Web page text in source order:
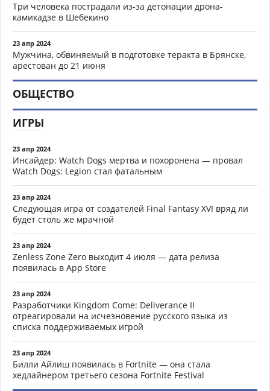
Три человека пострадали из-за детонации дрона-
камикадзе в Шебекино
23 апр 2024
Мужчина, обвиняемый в подготовке теракта в Брянске,
арестован до 21 июня
ОБЩЕСТВО
ИГРЫ
23 апр 2024
Инсайдер: Watch Dogs мертва и похоронена — провал
Watch Dogs: Legion стал фатальным
23 апр 2024
Следующая игра от создателей Final Fantasy XVI вряд ли
будет столь же мрачной
23 апр 2024
Zenless Zone Zero выходит 4 июля — дата релиза
появилась в App Store
23 апр 2024
Разработчики Kingdom Come: Deliverance II
отреагировали на исчезновение русского языка из
списка поддерживаемых игрой
23 апр 2024
Билли Айлиш появилась в Fortnite — она стала
хедлайнером третьего сезона Fortnite Festival